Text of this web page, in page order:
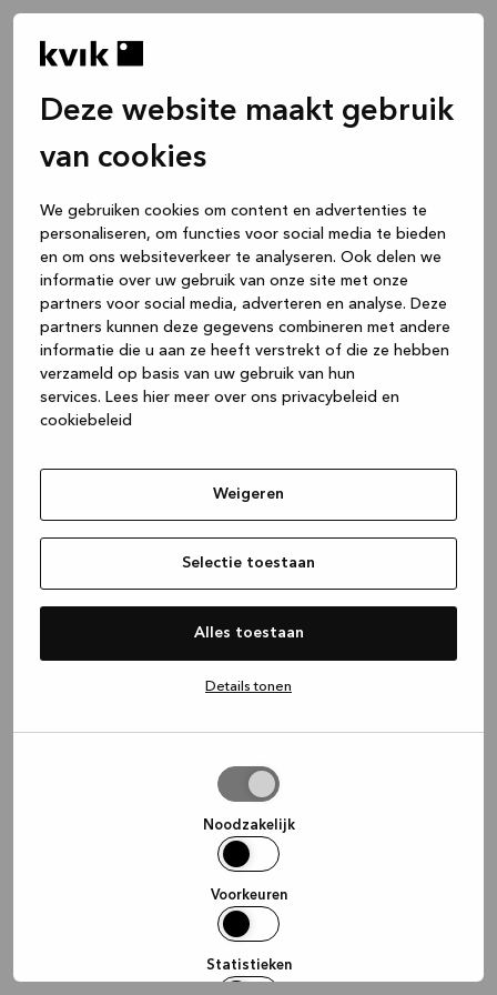
Deze website maakt gebruik
van cookies
We gebruiken cookies om content en advertenties te
personaliseren, om functies voor social media te bieden
en om ons websiteverkeer te analyseren. Ook delen we
informatie over uw gebruik van onze site met onze
partners voor social media, adverteren en analyse. Deze
partners kunnen deze gegevens combineren met andere
informatie die u aan ze heeft verstrekt of die ze hebben
verzameld op basis van uw gebruik van hun
services. Lees hier meer over ons privacybeleid en
cookiebeleid
Weigeren
Selectie toestaan
Alles toestaan
Details tonen
Noodzakelijk
Voorkeuren
Statistieken
(see the browser console for more
information).